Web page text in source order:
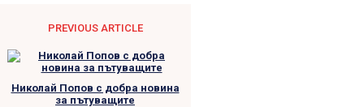
PREVIOUS ARTICLE
Николай Попов с добра новина
за пътуващите